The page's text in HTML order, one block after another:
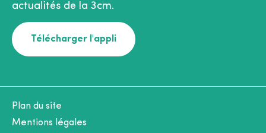
actualités de la 3cm.
Télécharger l'appli
Plan du site
Mentions légales